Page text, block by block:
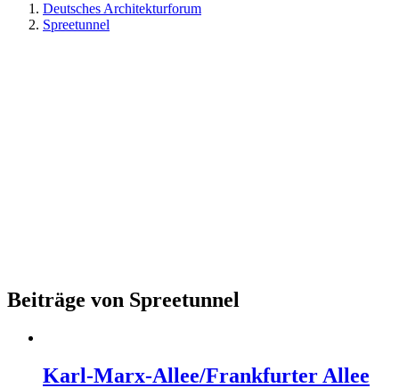
Deutsches Architekturforum
Spreetunnel
Beiträge von Spreetunnel
Karl-Marx-Allee/Frankfurter Allee